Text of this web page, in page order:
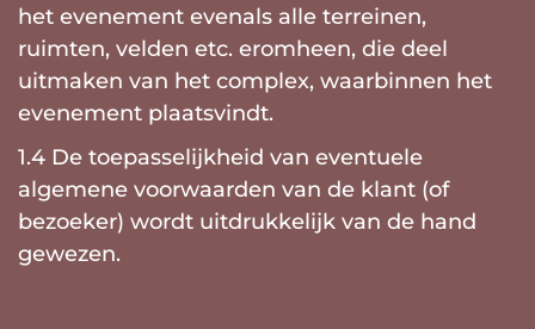
het evenement evenals alle terreinen,
ruimten, velden etc. eromheen, die deel
uitmaken van het complex, waarbinnen het
evenement plaatsvindt.
1.4 De toepasselijkheid van eventuele
algemene voorwaarden van de klant (of
bezoeker) wordt uitdrukkelijk van de hand
gewezen.